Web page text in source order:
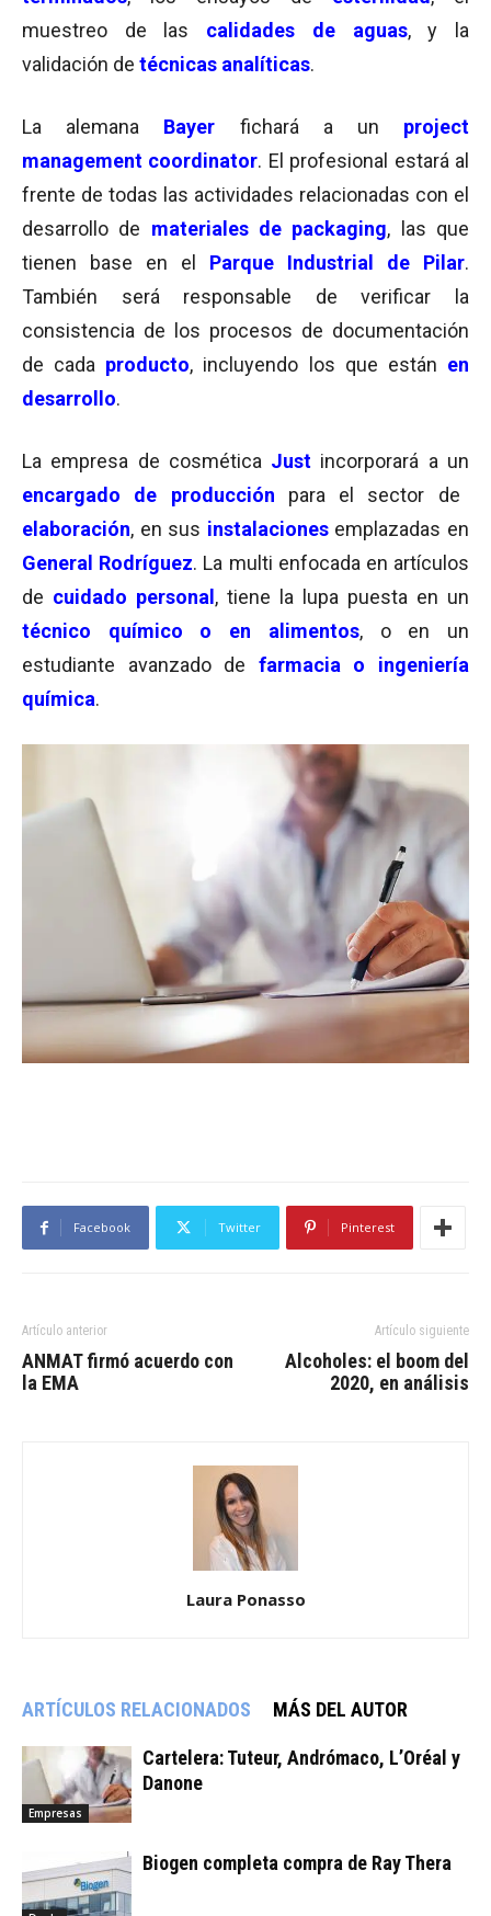
muestreo de las calidades de aguas, y la
validación de técnicas analíticas.
La alemana Bayer fichará a un project
management coordinator. El profesional estará al
frente de todas las actividades relacionadas con el
desarrollo de materiales de packaging, las que
tienen base en el Parque Industrial de Pilar.
También será responsable de verificar la
consistencia de los procesos de documentación
de cada producto, incluyendo los que están en
desarrollo.
La empresa de cosmética Just incorporará a un
encargado de producción
para el sector de
elaboración, en sus instalaciones emplazadas en
General Rodríguez. La multi enfocada en artículos
de cuidado personal , tiene la lupa puesta en un
técnico químico o en alimentos, o en un
estudiante avanzado de farmacia o ingeniería
química.
Facebook Twitter Pinterest
Artículo anterior
ANMAT firmó acuerdo con
la EMA
Artículo siguiente
Alcoholes: el boom del
2020, en análisis
Laura Ponasso
ARTÍCULOS RELACIONADOS MÁS DEL AUTOR
Empresas
Cartelera: Tuteur, Andrómaco, L’Oréal y
Danone
Biogen completa compra de Ray Thera